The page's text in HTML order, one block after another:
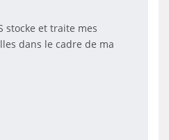
stocke et traite mes
dans le cadre de ma